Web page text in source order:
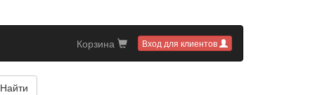
Вход для клиентов
Корзина
Найти